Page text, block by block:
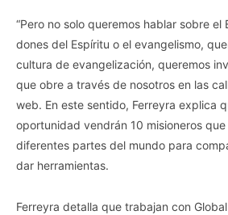
“Pero no solo queremos hablar sobre el
dones del Espíritu o el evangelismo,
cultura de evangelización, queremos
que obre a través de nosotros en las
web. En este sentido, Ferreyra explica
oportunidad vendrán 10 misioneros
diferentes partes del mundo para
dar herramientas.
Ferreyra detalla que trabajan con